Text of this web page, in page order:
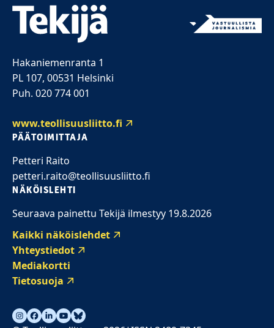
Hakaniemenranta 1
PL 107, 00531 Helsinki
Puh. 020 774 001
www.teollisuusliitto.fi
PÄÄTOIMITTAJA
Petteri Raito
petteri.raito@teollisuusliitto.fi
NÄKÖISLEHTI
Seuraava painettu Tekijä ilmestyy 19.8.2026
Kaikki näköislehdet
Yhteystiedot
Mediakortti
Tietosuoja